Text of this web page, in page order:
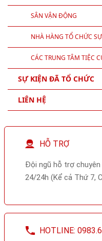
SÂN VẬN ĐỘNG
NHÀ HÀNG TỔ CHỨC
CÁC TRUNG TÂM TIỆC
SỰ KIỆN ĐÃ TỔ CHỨC
LIÊN HỆ
HỖ TRỢ
Đội ngũ hỗ trợ chuyên
24/24h (Kể cả Thứ 7,
HOTLINE: